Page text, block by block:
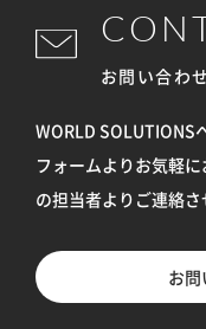
お問い合わせ
WORLD SOLUTIONS
フォームよりお気軽に
の担当者よりご連絡さ
お